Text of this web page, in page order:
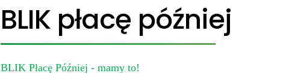
BLIK płacę później
BLIK Płacę Później - mamy to!